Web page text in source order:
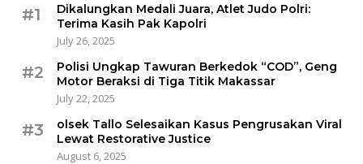
#1
Dikalungkan Medali Juara, Atlet Judo Polri:
Terima Kasih Pak Kapolri
July 26, 2025
#2
Polisi Ungkap Tawuran Berkedok “COD”, Geng
Motor Beraksi di Tiga Titik Makassar
July 22, 2025
#3
olsek Tallo Selesaikan Kasus Pengrusakan Viral
Lewat Restorative Justice
August 6, 2025